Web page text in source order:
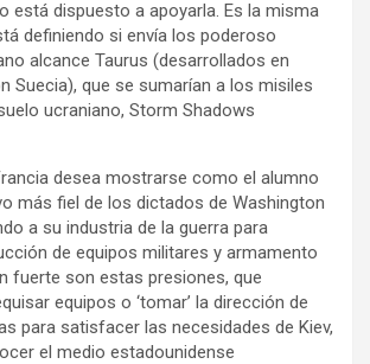
está dispuesto a apoyarla. Es la misma
definiendo si envía los poderoso
alcance Taurus (desarrollados en
Suecia), que se sumarían a los misiles
ucraniano, Storm Shadows
desea mostrarse como el alumno
más fiel de los dictados de Washington
a su industria de la guerra para
de equipos militares y armamento
fuerte son estas presiones, que
equipos o ‘tomar’ la dirección de
para satisfacer las necesidades de Kiev,
el medio estadounidense